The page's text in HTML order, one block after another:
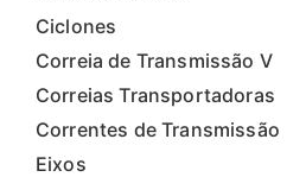
Ciclones
Correia de Transmissão V
Correias Transportadoras
Correntes de Transmissão
Eixos